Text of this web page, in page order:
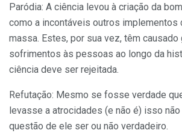
Paródia: A ciência levou à criação da
como a incontáveis outros implementos
massa. Estes, por sua vez, têm
sofrimentos às pessoas ao longo da
ciência deve ser rejeitada.
Refutação: Mesmo se fosse verdade
levasse a atrocidades (e não é) isso
questão de ele ser ou não verdadeiro.